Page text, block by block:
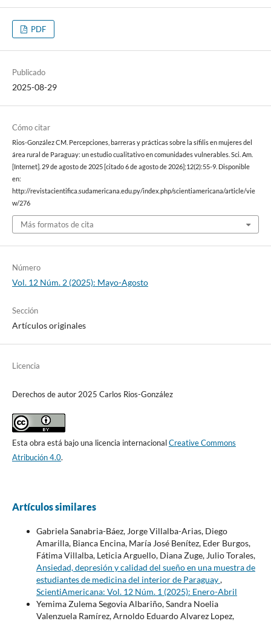
PDF
Publicado
2025-08-29
Cómo citar
Rios-González CM. Percepciones, barreras y prácticas sobre la sífilis en mujeres del
área rural de Paraguay: un estudio cualitativo en comunidades vulnerables. Sci. Am.
[Internet]. 29 de agosto de 2025 [citado 6 de agosto de 2026];12(2):55-9. Disponible
en:
http://revistacientifica.sudamericana.edu.py/index.php/scientiamericana/article/vie
w/276
Más formatos de cita
Número
Vol. 12 Núm. 2 (2025): Mayo-Agosto
Sección
Artículos originales
Licencia
Derechos de autor 2025 Carlos Rios-González
Esta obra está bajo una licencia internacionalCreative Commons
Atribución 4.0.
Artículos similares
Gabriela Sanabria-Báez, Jorge Villalba-Arias, Diego
Amarilla, Bianca Encina, María José Benítez, Eder Burgos,
Fátima Villalba, Leticia Arguello, Diana Zuge, Julio Torales,
Ansiedad, depresión y calidad del sueño en una muestra de
estudiantes de medicina del interior de Paraguay,
ScientiAmericana: Vol. 12 Núm. 1 (2025): Enero-Abril
Yemima Zulema Segovia Albariño, Sandra Noelia
Valenzuela Ramírez, Arnoldo Eduardo Alvarez Lopez,